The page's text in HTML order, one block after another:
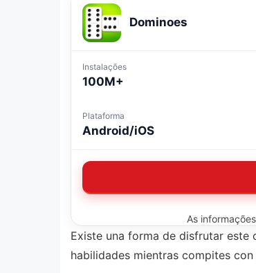
Dominoes
Instalações
100M+
Plataforma
Android/iOS
As
Existe una forma de disfrutar este
habilidades mientras compites